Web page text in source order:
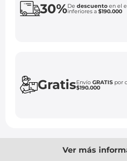
30%Dedescuento en el
inferiores a$190.000
GratisEnvíoGRATIS por
$190.000
Ver más